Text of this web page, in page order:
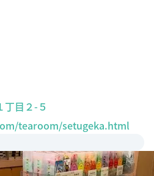
丁目２-５
tearoom/setugeka.html